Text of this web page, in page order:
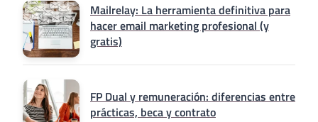
Mailrelay: La herramienta definitiva para
hacer email marketing profesional (y
gratis)
FP Dual y remuneración: diferencias entre
prácticas, beca y contrato